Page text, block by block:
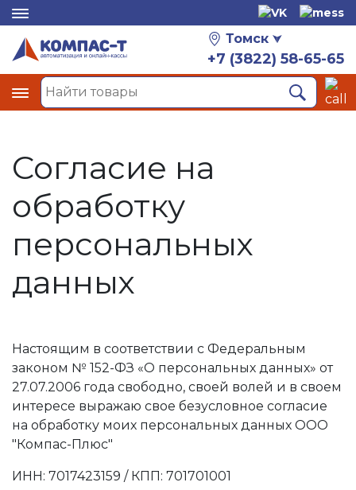
Томск
+7 (3822) 58-65-65
Согласие на
обработку
персональных
данных
Настоящим в соответствии с Федеральным
законом № 152-ФЗ «О персональных данных» от
27.07.2006 года свободно, своей волей и в своем
интересе выражаю свое безусловное согласие
на обработку моих персональных данных ООО
"Компас-Плюс"
ИНН: 7017423159 / КПП: 701701001